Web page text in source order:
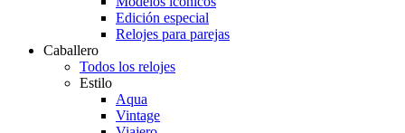
Edición especial
Relojes para parejas
Caballero
Todos los relojes
Estilo
Aqua
Vintage